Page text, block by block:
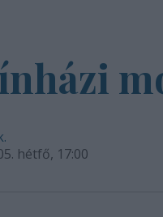
hétfő, 17:00